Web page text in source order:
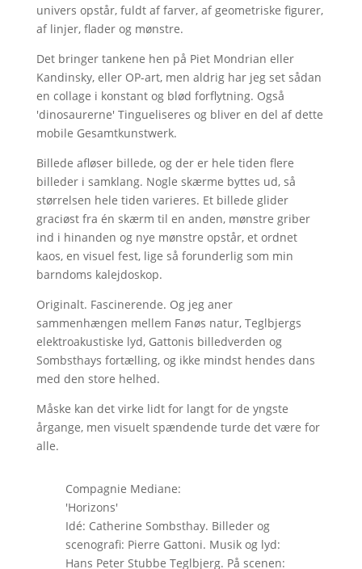
univers opstår, fuldt af farver, af geometriske figurer,
af linjer, flader og mønstre.
Det bringer tankene hen på Piet Mondrian eller
Kandinsky, eller OP-art, men aldrig har jeg set sådan
en collage i konstant og blød forflytning. Også
'dinosaurerne' Tingueliseres og bliver en del af dette
mobile Gesamtkunstwerk.
Billede afløser billede, og der er hele tiden flere
billeder i samklang. Nogle skærme byttes ud, så
størrelsen hele tiden varieres. Et billede glider
graciøst fra én skærm til en anden, mønstre griber
ind i hinanden og nye mønstre opstår, et ordnet
kaos, en visuel fest, lige så forunderlig som min
barndoms kalejdoskop.
Originalt. Fascinerende. Og jeg aner
sammenhængen mellem Fanøs natur, Teglbjergs
elektroakustiske lyd, Gattonis billedverden og
Sombsthays fortælling, og ikke mindst hendes dans
med den store helhed.
Måske kan det virke lidt for langt for de yngste
årgange, men visuelt spændende turde det være for
alle.
Compagnie Mediane:
'Horizons'
Idé: Catherine Sombsthay. Billeder og
scenografi: Pierre Gattoni. Musik og lyd:
Hans Peter Stubbe Teglbjerg. På scenen: